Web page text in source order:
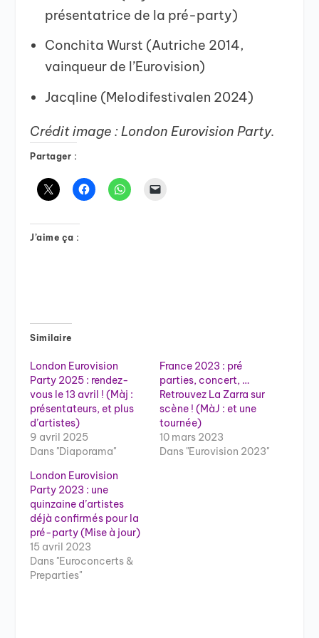
présentatrice de la pré-party)
Conchita Wurst (Autriche 2014,
vainqueur de l’Eurovision)
Jacqline (Melodifestivalen 2024)
Crédit image : LondonEurovision Party.
Partager :
J’aime ça :
Similaire
London Eurovision
Party 2025 : rendez-
vous le 13 avril ! (Màj :
présentateurs, et plus
d’artistes)
9 avril 2025
Dans "Diaporama"
France 2023 : pré
parties, concert, …
Retrouvez La Zarra sur
scène ! (MàJ : et une
tournée)
10 mars 2023
Dans "Eurovision 2023"
London Eurovision
Party 2023 : une
quinzaine d’artistes
déjà confirmés pour la
pré-party (Mise à jour)
15 avril 2023
Dans "Euroconcerts &
Preparties"